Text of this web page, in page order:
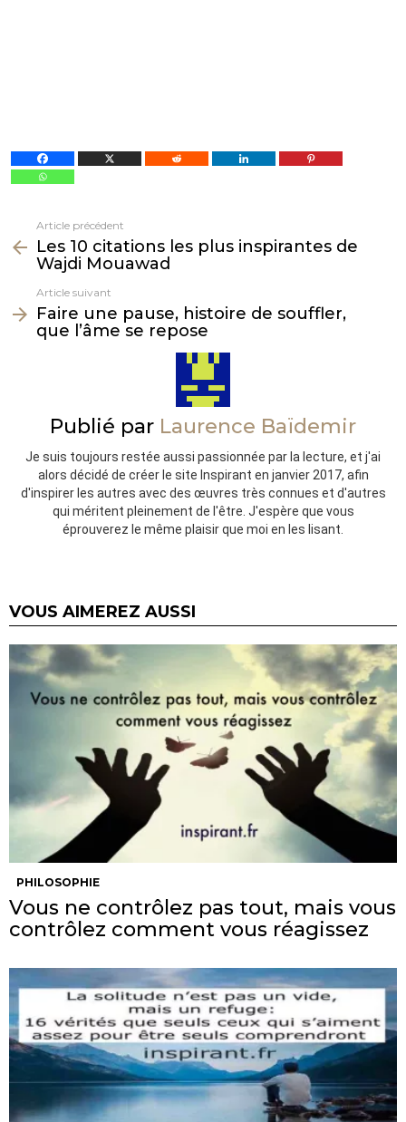
plus
Article précédent
Les 10 citations les plus inspirantes de
Wajdi Mouawad
Article suivant
Faire une pause, histoire de souffler,
que l’âme se repose
Publié par Laurence Baïdemir
Je suis toujours restée aussi passionnée par la lecture, et j'ai
alors décidé de créer le site Inspirant en janvier 2017, afin
d'inspirer les autres avec des œuvres très connues et d'autres
qui méritent pleinement de l'être. J'espère que vous
éprouverez le même plaisir que moi en les lisant.
VOUS AIMEREZ AUSSI
PHILOSOPHIE
Vous ne contrôlez pas tout, mais vous
contrôlez comment vous réagissez